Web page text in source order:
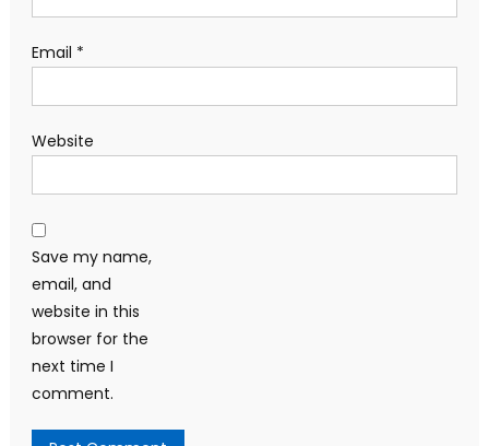
Email *
Website
Save my name,
email, and
website in this
browser for the
next time I
comment.